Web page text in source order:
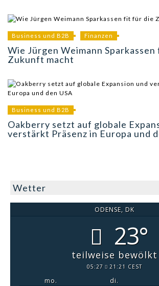
Business und B2B Finanzen
Wie Jürgen Weimann
Zukunft macht
Business und B2B
Oakberry setzt auf globale
verstärkt Präsenz in Europa und
Wetter
ODENSE, DK
23°
teilweise bewölkt
05:27 21:21 CEST
mo. di.